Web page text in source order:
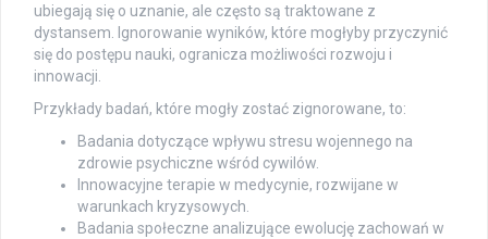
ubiegają się o uznanie, ale często są traktowane z
dystansem. Ignorowanie wyników, które mogłyby przyczynić
się do postępu nauki, ogranicza możliwości rozwoju i
innowacji.
Przykłady badań, które mogły zostać zignorowane, to:
Badania dotyczące wpływu stresu wojennego na
zdrowie psychiczne wśród cywilów.
Innowacyjne terapie w medycynie, rozwijane w
warunkach kryzysowych.
Badania społeczne analizujące ewolucję zachowań w